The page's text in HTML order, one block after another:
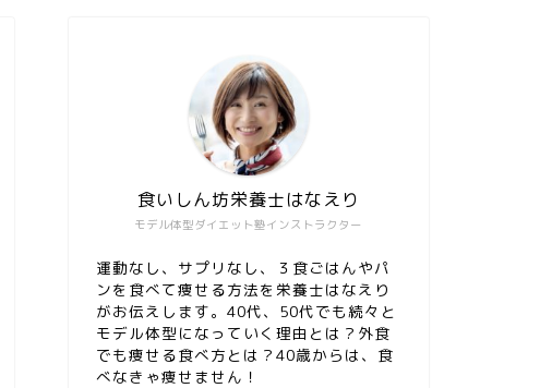
モデル体型ダイエット塾インストラクター
食いしん坊栄養士はなえり
運動なし、サプリなし、３食ごはんやパ
ンを食べて痩せる方法を栄養士はなえり
がお伝えします。40代、50代でも続々と
モデル体型になっていく理由とは？外食
でも痩せる食べ方とは？40歳からは、食
べなきゃ痩せません！